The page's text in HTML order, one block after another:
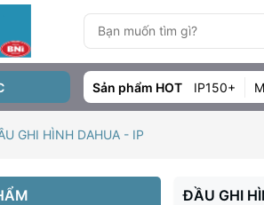
Sản phẩm HOT IP150+
GHI HÌNH DAHUA - IP
ĐẦU GHI